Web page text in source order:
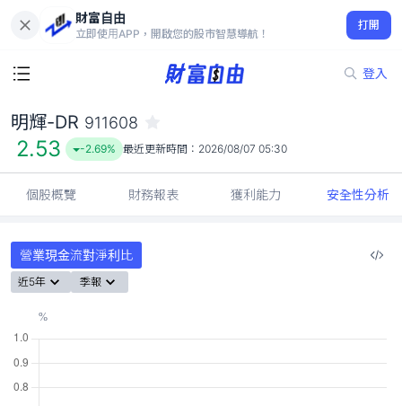
財富自由
立即使用APP，開啟您的股市智慧導航！
打開
登入
2.53
-2.69%
明輝-DR 911608
2.53 -2.69% 最近更新時間： 2026/08/07 05:30
個股概覽 財務報表 獲利能力 安全性分析
營業現金流對淨利比
近5年 季報